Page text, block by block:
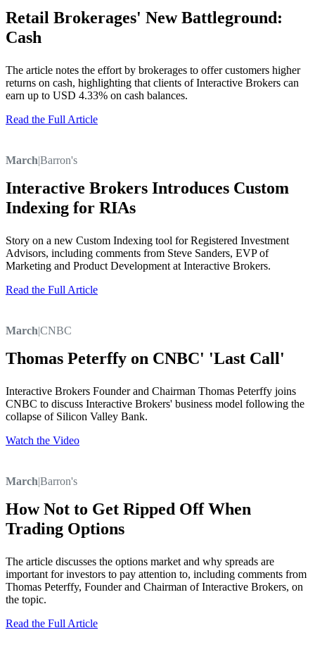
Retail Brokerages' New Battleground:
Cash
The article notes the effort by brokerages to offer customers higher
returns on cash, highlighting that clients of Interactive Brokers can
earn up to USD 4.33% on cash balances.
Read the Full Article
March|Barron's
Interactive Brokers Introduces Custom
Indexing for RIAs
Story on a new Custom Indexing tool for Registered Investment
Advisors, including comments from Steve Sanders, EVP of
Marketing and Product Development at Interactive Brokers.
Read the Full Article
March|CNBC
Thomas Peterffy on CNBC' 'Last Call'
Interactive Brokers Founder and Chairman Thomas Peterffy joins
CNBC to discuss Interactive Brokers' business model following the
collapse of Silicon Valley Bank.
Watch the Video
March|Barron's
How Not to Get Ripped Off When
Trading Options
The article discusses the options market and why spreads are
important for investors to pay attention to, including comments from
Thomas Peterffy, Founder and Chairman of Interactive Brokers, on
the topic.
Read the Full Article